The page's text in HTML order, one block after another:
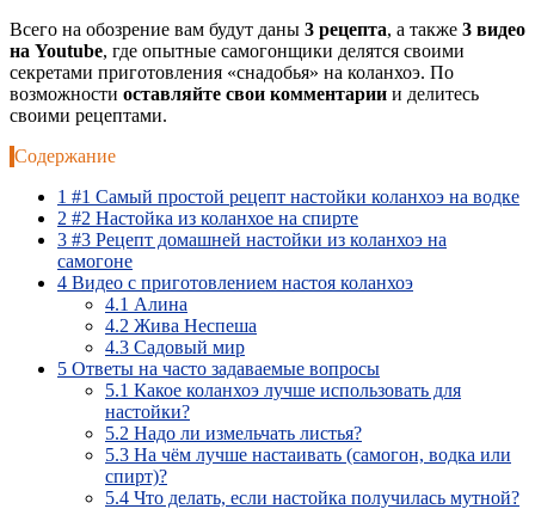
Всего на обозрение вам будут даны 3 рецепта, а также 3 видео
на Youtube, где опытные самогонщики делятся своими
секретами приготовления «снадобья» на коланхоэ. По
возможности оставляйте свои комментарии и делитесь
своими рецептами.
Содержание
1 #1 Самый простой рецепт настойки коланхоэ на водке
2 #2 Настойка из коланхое на спирте
3 #3 Рецепт домашней настойки из коланхоэ на
самогоне
4 Видео с приготовлением настоя коланхоэ
4.1 Алина
4.2 Жива Неспеша
4.3 Садовый мир
5 Ответы на часто задаваемые вопросы
5.1 Какое коланхоэ лучше использовать для
настойки?
5.2 Надо ли измельчать листья?
5.3 На чём лучше настаивать (самогон, водка или
спирт)?
5.4 Что делать, если настойка получилась мутной?